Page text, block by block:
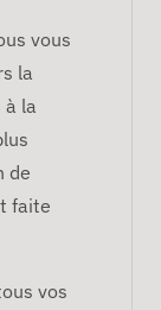
vous
la
à la
de
faite
vos